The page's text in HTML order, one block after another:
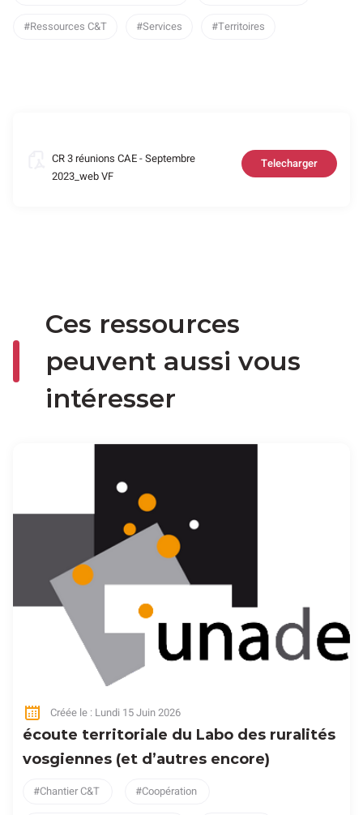
Ressources C&T Services Territoires
CR 3 réunions CAE - Septembre
2023_web VF
Telecharger
Ces ressources
peuvent aussi vous
intéresser
Créée le : Lundi 15 Juin 2026
écoute territoriale du Labo des ruralités
vosgiennes (et d’autres encore)
Chantier C&T Coopération